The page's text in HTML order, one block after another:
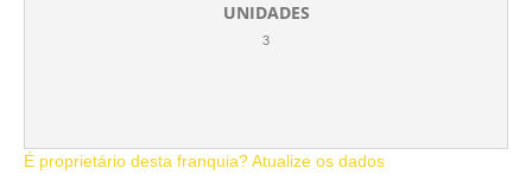
UNIDADES
3
É proprietário desta franquia? Atualize os dados